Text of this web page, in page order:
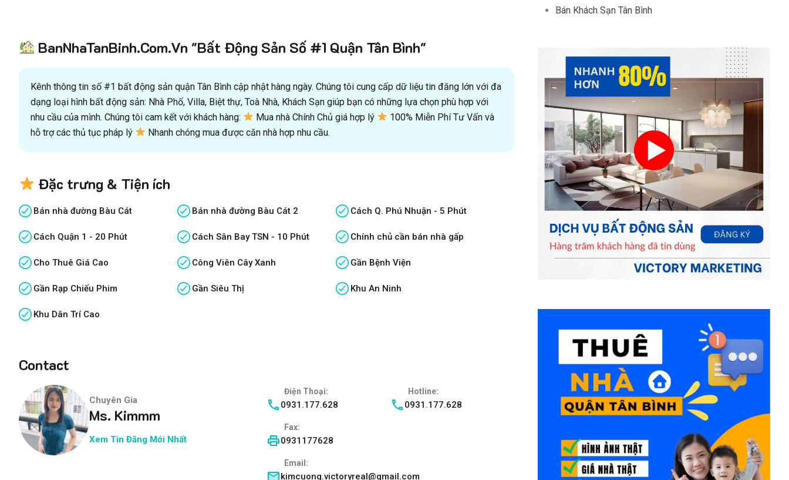
BanNhaTanBinh.Com.Vn "Bất Động Sản Số #1 Quận Tân Bình"
Kênh thông tin số #1 bất động sản quận Tân Bình cập nhật hàng ngày. Chúng tôi cung cấp dữ liệu tin đăng lớn với đa
dạng loại hình bất động sản: Nhà Phố, Villa, Biệt thự, Toà Nhà, Khách Sạn giúp bạn có những lựa chọn phù hợp với
nhu cầu của mình. Chúng tôi cam kết với khách hàng:
Mua nhà Chính Chủ giá hợp lý
100% Miễn Phí Tư Vấn và
hỗ trợ các thủ tục pháp lý
Nhanh chóng mua được căn nhà hợp nhu cầu.
Đặc trưng & Tiện ích
Bán nhà đường Bàu Cát Bán nhà đường Bàu Cát 2 Cách Q. Phú Nhuận - 5 Phút
Cách Quận 1 - 20 Phút Cách Sân Bay TSN - 10 Phút Chính chủ cần bán nhà gấp
Cho Thuê Giá Cao Công Viên Cây Xanh Gần Bệnh Viện
Gần Rạp Chiếu Phim Gần Siêu Thị Khu An Ninh
Khu Dân Trí Cao
Contact
Chuyên Gia
Ms. Kimmm
Xem Tin Đăng Mới Nhất
Điện Thoại:
0931.177.628
Hotline:
0931.177.628
Fax:
0931177628
Email:
kimcuong.victoryreal@gmail.com
Bán Khách Sạn Tân Bình